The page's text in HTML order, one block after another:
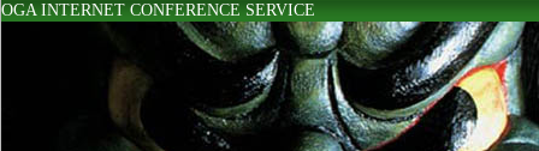
OGA INTERNET CONFERENCE SERVICE